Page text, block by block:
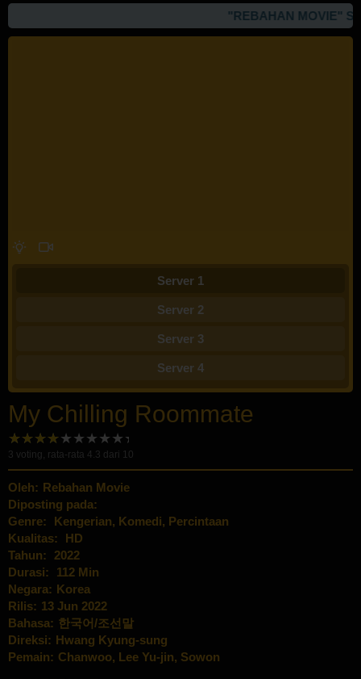
"REBAHAN MOVIE"
Server 1
Server 2
Server 3
Server 4
My Chilling Roommate
3 voting, rata-rata 4.3 dari 10
Oleh: Rebahan Movie
Diposting pada:
Genre:
Kengerian, Komedi, Percintaan
Kualitas:
HD
Tahun:
2022
Durasi:
112 Min
Negara: Korea
Rilis: 13 Jun 2022
Bahasa: 한국어/조선말
Direksi: Hwang Kyung-sung
Pemain: Chanwoo, Lee Yu-jin, Sowon